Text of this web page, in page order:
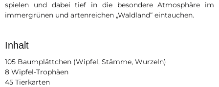
spielen und dabei tief in die besondere Atmosphäre im
immergrünen und artenreichen „Waldland“ eintauchen.
Inhalt
105 Baumplättchen (Wipfel, Stämme, Wurzeln)
8 Wipfel-Trophäen
45 Tierkarten